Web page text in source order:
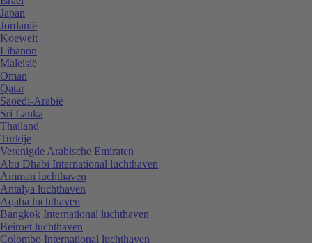
Japan
Jordanië
Koeweit
Libanon
Maleisië
Oman
Qatar
Saoedi-Arabië
Sri Lanka
Thailand
Turkije
Verenigde Arabische Emiraten
Abu Dhabi International luchthaven
Amman luchthaven
Antalya luchthaven
Aqaba luchthaven
Bangkok International luchthaven
Beiroet luchthaven
Colombo International luchthaven